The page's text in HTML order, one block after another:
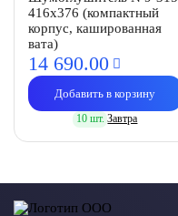
416х376 (компактный
корпус, кашированная
вата)
14 690.00
Добавить в корзину
10 шт. Завтра